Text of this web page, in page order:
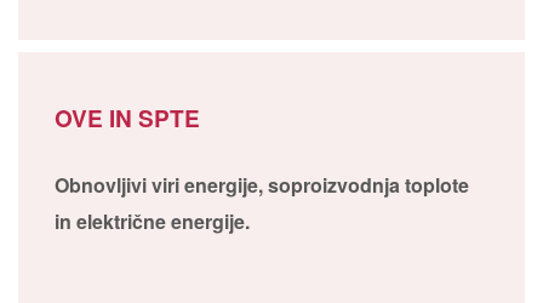
OVE IN SPTE
Obnovljivi viri energije, soproizvodnja toplote
in električne energije.